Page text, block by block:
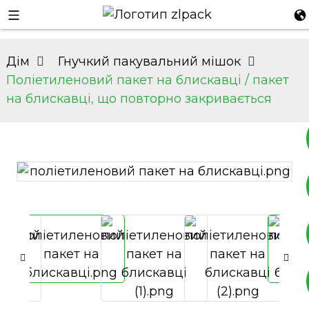
+8619953939264
Дім
Гнучкий пакувальний мішок
Поліетиленовий пакет на блискавці / пакет
на блискавці, що повторно закривається